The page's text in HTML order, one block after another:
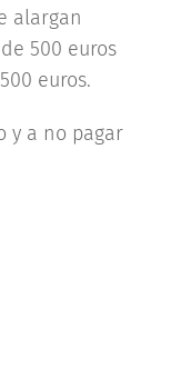
alargan
500 euros
euros.
y a no pagar